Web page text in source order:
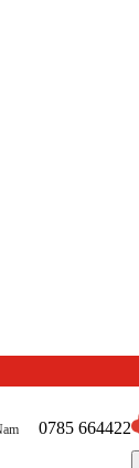
0785 664422